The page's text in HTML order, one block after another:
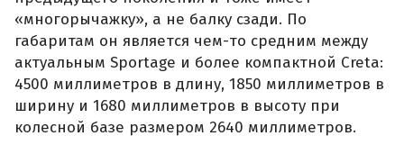
«многорычажку», а не балку сзади. По
габаритам он является чем-то средним между
актуальным Sportage и более компактной Creta:
4500 миллиметров в длину, 1850 миллиметров в
ширину и 1680 миллиметров в высоту при
колесной базе размером 2640 миллиметров.